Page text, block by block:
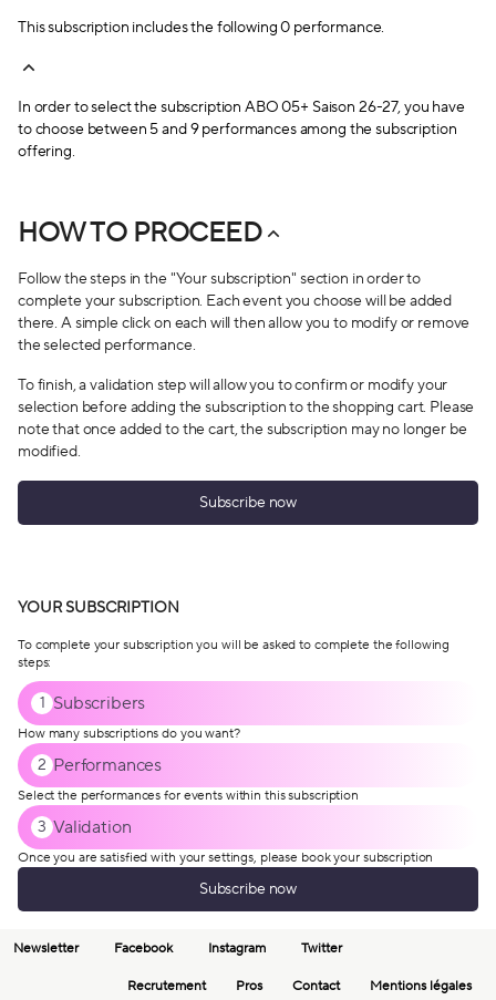
Récapitulatif.
Il ne vous reste plus qu’à procéder au règlement de
votre commande.
This subscription includes the following 0 performance.
In order to select the subscription ABO 05+ Saison 26-27, you have
to choose between 5 and 9 performances among the subscription
offering.
HOW TO PROCEED
Follow the steps in the "Your subscription" section in order to
complete your subscription. Each event you choose will be added
there. A simple click on each will then allow you to modify or remove
the selected performance.
To finish, a validation step will allow you to confirm or modify your
selection before adding the subscription to the shopping cart. Please
note that once added to the cart, the subscription may no longer be
modified.
Subscribe now
YOUR SUBSCRIPTION
To complete your subscription you will be asked to complete the following
steps:
1 Subscribers
How many subscriptions do you want?
2 Performances
Select the performances for events within this subscription
3 Validation
Once you are satisfied with your settings, please book your subscription
Subscribe now